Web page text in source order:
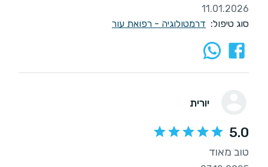
11.01.2026
סוג טיפול: דרמטולוגיה - רפואת עור
יורית
5.0
טוב מאוד